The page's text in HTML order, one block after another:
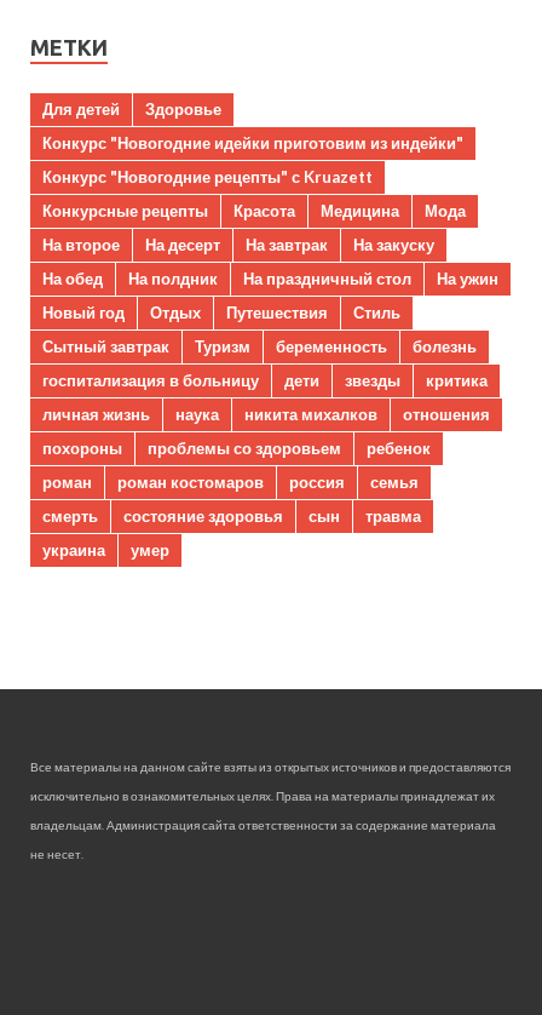
МЕТКИ
Для детей
Здоровье
Конкурс "Новогодние идейки приготовим из индейки"
Конкурс "Новогодние рецепты" с Kruazett
Конкурсные рецепты
Красота Медицина
Мода
На второе
На десерт На завтрак
На закуску
На обед
На полдник На праздничный стол
На ужин
Новый год
Отдых Путешествия
Стиль
Сытный завтрак
Туризм беременность
болезнь
госпитализация в больницу
дети звезды
критика
личная жизнь
наука никита михалков
отношения
похороны
проблемы со здоровьем
ребенок
роман
роман костомаров россия
семья
смерть
состояние здоровья сын
травма
украина
умер
Все материалы на данном сайте взяты из открытых источников и предоставляются
исключительно в ознакомительных целях. Права на материалы принадлежат их
владельцам. Администрация сайта ответственности за содержание материала
не несет.